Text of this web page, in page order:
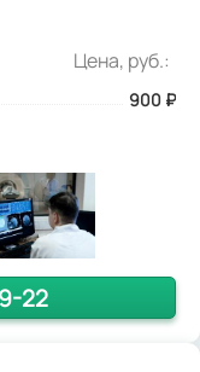
Цена, руб.:
900 ₽
22